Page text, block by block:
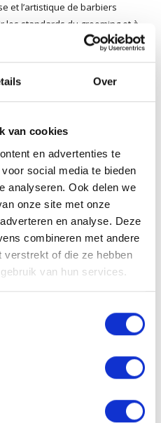
Over
van cookies
en advertenties te
social media te bieden
analyseren. Ook delen we
onze site met onze
en analyse. Deze
combineren met andere
verstrekt of die ze hebben
van hun services.
et l’artistique de barbiers
les standards du grooming et à
majeures du monde du
et son style à une marque
est une collection qui allie
forte.
de styling puissants et une
cheveux, la barbe et le corps.
aux essentiels du
chaque produit est conçu
formules sont développées
une grande facilité d’utilisation